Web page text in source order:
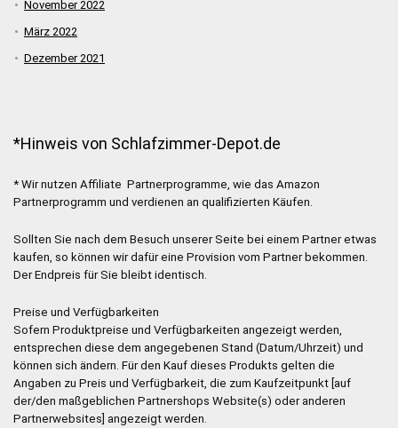
November 2022
März 2022
Dezember 2021
*Hinweis von Schlafzimmer-Depot.de
* Wir nutzen Affiliate Partnerprogramme, wie das Amazon
Partnerprogramm und verdienen an qualifizierten Käufen.
Sollten Sie nach dem Besuch unserer Seite bei einem Partner etwas
kaufen, so können wir dafür eine Provision vom Partner bekommen.
Der Endpreis für Sie bleibt identisch.
Preise und Verfügbarkeiten
Sofern Produktpreise und Verfügbarkeiten angezeigt werden,
entsprechen diese dem angegebenen Stand (Datum/Uhrzeit) und
können sich ändern. Für den Kauf dieses Produkts gelten die
Angaben zu Preis und Verfügbarkeit, die zum Kaufzeitpunkt [auf
der/den maßgeblichen Partnershops Website(s) oder anderen
Partnerwebsites] angezeigt werden.